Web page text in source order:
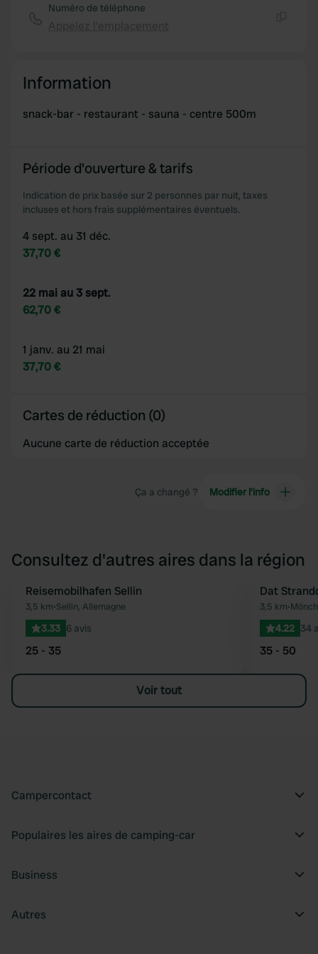
Numéro de téléphone
Information
snack-bar - restaurant - sauna - centre 500m
Période d'ouverture & tarifs
Indication de prix basée sur 2 personnes par nuit, taxes
incluses et hors frais supplémentaires éventuels.
4 sept. au 31 déc.
37,70 €
22 mai au 3 sept.
62,70 €
1 janv. au 21 mai
37,70 €
Cartes de réduction (0)
Aucune carte de réduction acceptée
Ça a changé ? Modifier l’info
Consultez d'autres aires dans la région
Préféré
Reisemobilhafen Sellin
3,5 km•Sellin, Allemagne
3.33 6 avis
25 - 35
Dat
3,5 km•
4.22 34
35 - 50
Voir tout
Campercontact
Populaires les aires de camping-car
Business
Autres